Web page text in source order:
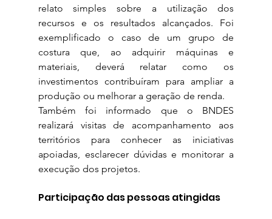
relato simples sobre a utilização dos
recursos e os resultados alcançados. Foi
exemplificado o caso de um grupo de
costura que, ao adquirir máquinas e
materiais, deverá relatar como os
investimentos contribuíram para ampliar a
produção ou melhorar a geração de renda.
Também foi informado que o BNDES
realizará visitas de acompanhamento aos
territórios para conhecer as iniciativas
apoiadas, esclarecer dúvidas e monitorar a
execução dos projetos.
Participação das pessoas atingidas